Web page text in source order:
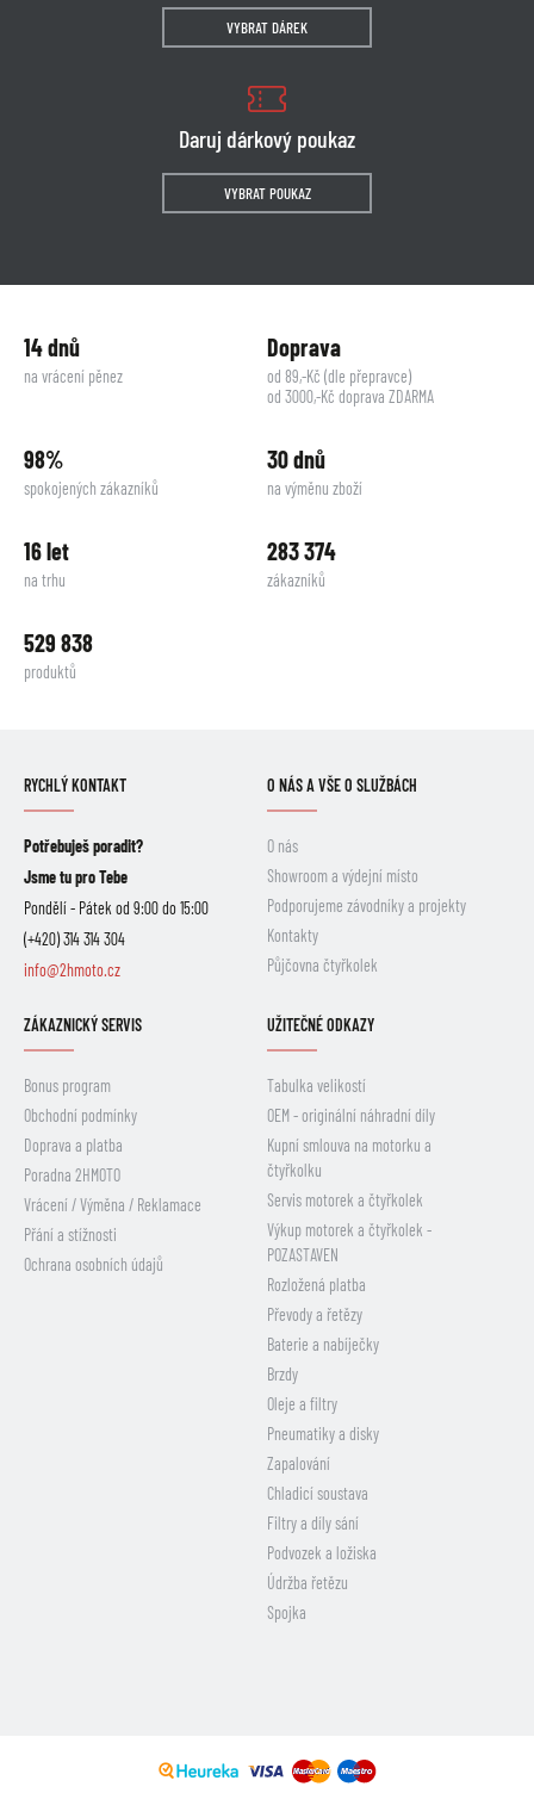
VYBRAT DÁREK
Daruj dárkový poukaz
VYBRAT POUKAZ
14 dnů
na vrácení pěnez
Doprava
od 89,-Kč (dle přepravce)
od 3000,-Kč doprava ZDARMA
98%
spokojených zákazníků
30 dnů
na výměnu zboží
16 let
na trhu
283 374
zákazníků
529 838
produktů
RYCHLÝ KONTAKT
Potřebuješ poradit?
Jsme tu pro Tebe
Pondělí - Pátek od 9:00 do 15:00
(+420) 314 314 304
info@2hmoto.cz
O NÁS A VŠE O SLUŽBÁCH
O nás
Showroom a výdejní místo
Podporujeme závodníky a projekty
Kontakty
Půjčovna čtyřkolek
ZÁKAZNICKÝ SERVIS
Bonus program
Obchodní podmínky
Doprava a platba
Poradna 2HMOTO
Vrácení / Výměna / Reklamace
Přání a stížnosti
Ochrana osobních údajů
UŽITEČNÉ ODKAZY
Tabulka velikostí
OEM - originální náhradní díly
Kupní smlouva na motorku a
čtyřkolku
Servis motorek a čtyřkolek
Výkup motorek a čtyřkolek -
POZASTAVEN
Rozložená platba
Převody a řetězy
Baterie a nabíječky
Brzdy
Oleje a filtry
Pneumatiky a disky
Zapalování
Chladicí soustava
Filtry a díly sání
Podvozek a ložiska
Údržba řetězu
Spojka